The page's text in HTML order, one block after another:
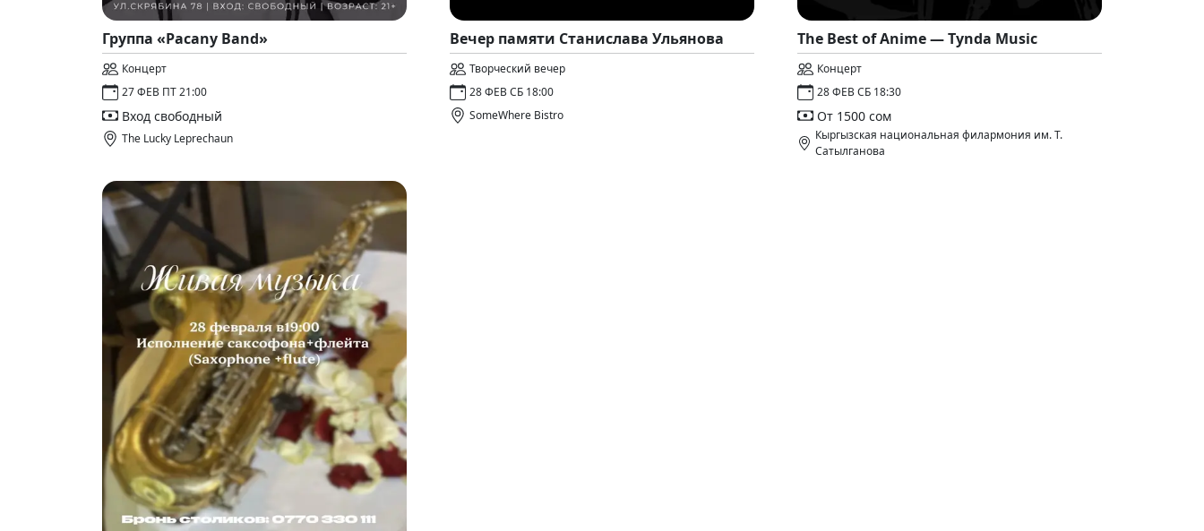
Группа «Pacany Band»
Концерт
27 ФЕВ ПТ 21:00
Вход свободный
The Lucky Leprechaun
Вечер памяти Станислава Ульянова
Творческий вечер
28 ФЕВ СБ 18:00
SomeWhere Bistro
The Best of Anime — Tynda Music
Концерт
28 ФЕВ СБ 18:30
От 1500 сом
Кыргызская национальная филармония им. Т.
Сатылганова